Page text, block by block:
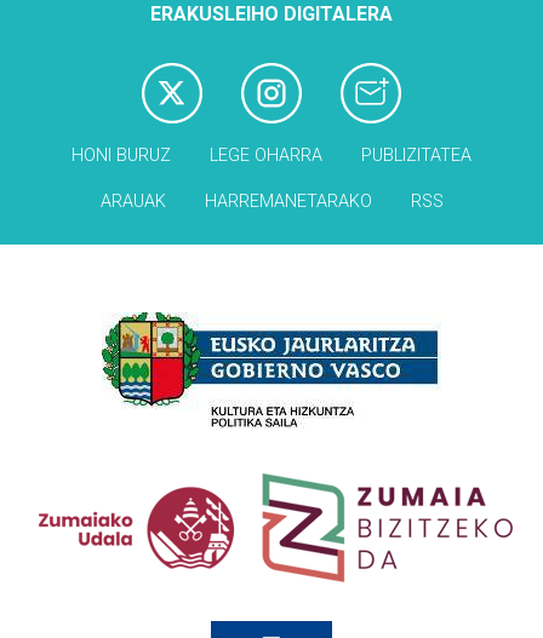
ERAKUSLEIHO DIGITALERA
HONI BURUZ LEGE OHARRA PUBLIZITATEA
ARAUAK HARREMANETARAKO RSS